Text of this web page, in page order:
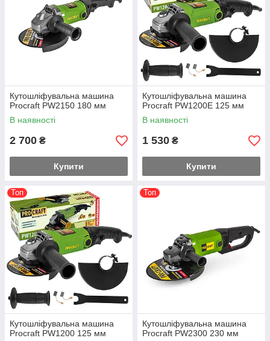
Кутошліфувальна машина
Procraft PW2150 180 мм
В наявності
2 700 ₴
Купити
Кутошліфувальна машина
Procraft PW1200E 125 мм
В наявності
1 530 ₴
Купити
Топ
Кутошліфувальна машина
Procraft PW1200 125 мм
Топ
Кутошліфувальна машина
Procraft PW2300 230 мм